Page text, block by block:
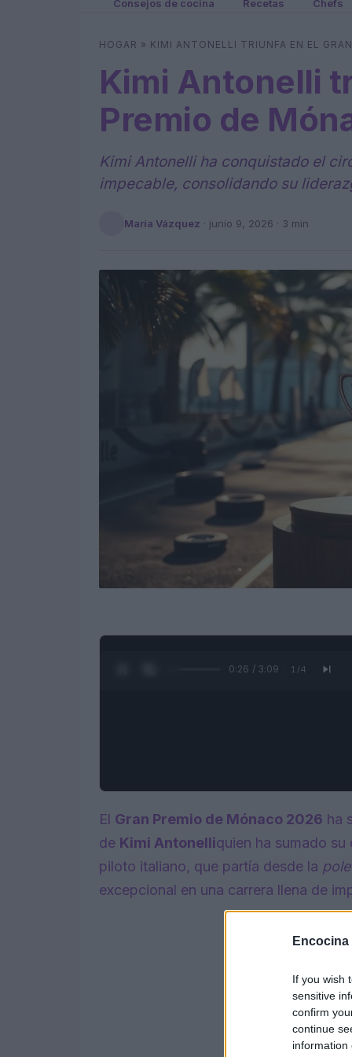
Encocina
If you wish
sensitive
confirm
continue
information
Consejos de cocina Recetas Chefs
HOGAR » KIMI ANTONELLI TRIUNFA EN EL
Kimi Antonelli
Premio de
Kimi Antonelli ha conquistado el
impecable, consolidando su
María Vázquez · junio 9, 2026 · 3 min
0:27 / 3:09 1 /4
El Gran Premio de Mónaco 2026 ha
de Kimi Antonelliquien ha sumado
piloto italiano, que partía desde la
excepcional en una carrera llena de